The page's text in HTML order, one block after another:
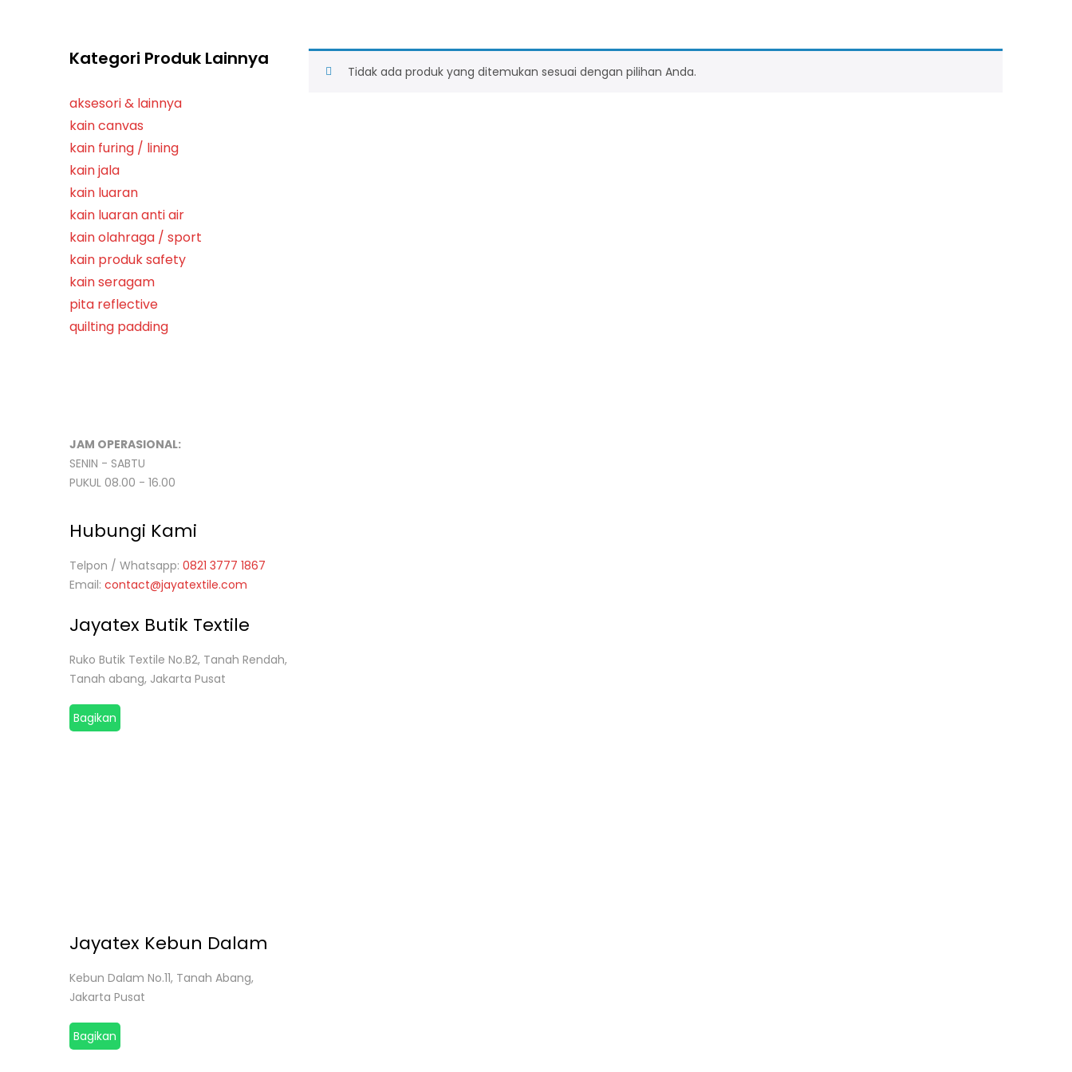
Kategori Produk Lainnya
aksesori & lainnya
kain canvas
kain furing / lining
kain jala
kain luaran
kain luaran anti air
kain olahraga / sport
kain produk safety
kain seragam
pita reflective
quilting padding
Tidak ada produk yang ditemukan sesuai dengan pilihan Anda.
JAM OPERASIONAL:
SENIN - SABTU
PUKUL 08.00 - 16.00
Hubungi Kami
Telpon / Whatsapp: 0821 3777 1867
Email: contact@jayatextile.com
Jayatex Butik Textile
Ruko Butik Textile No.B2, Tanah Rendah,
Tanah abang, Jakarta Pusat
Bagikan
Jayatex Kebun Dalam
Kebun Dalam No.11, Tanah Abang,
Jakarta Pusat
Bagikan